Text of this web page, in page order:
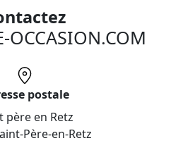
OCCASION.COM
postale
père en Retz
Père-en-Retz